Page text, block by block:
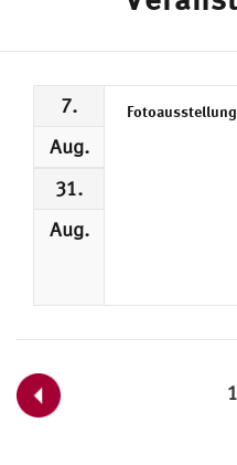
7.
Aug.
31.
Aug.